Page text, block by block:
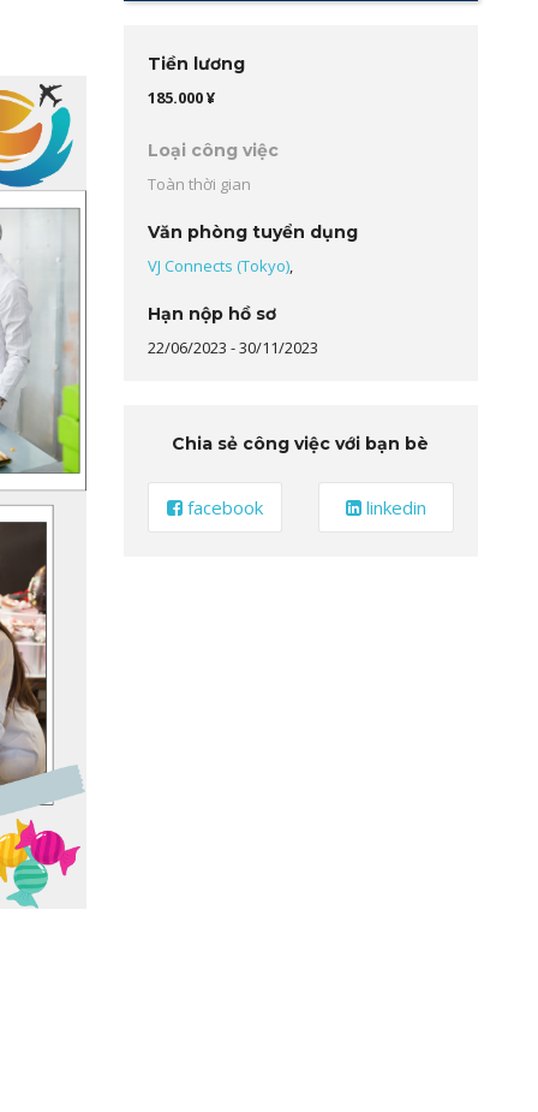
Tiền lương
185.000 ¥
Loại công việc
Toàn thời gian
Văn phòng tuyển dụng
VJ Connects (Tokyo),
Hạn nộp hồ sơ
22/06/2023 -30/11/2023
Chia sẻ công việc với bạn bè
facebook linkedin